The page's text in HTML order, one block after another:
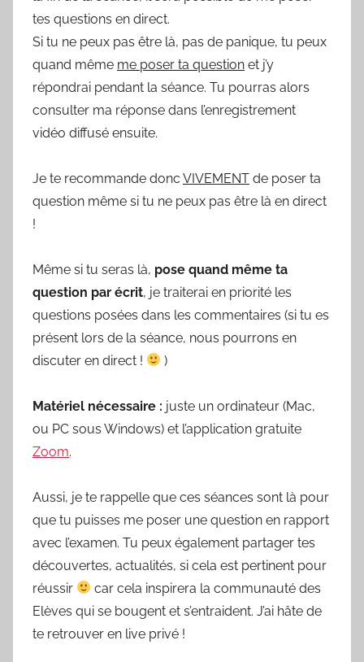
tes questions en direct.
Si tu ne peux pas être là, pas de panique, tu peux
quand même me poser ta question et j’y
répondrai pendant la séance. Tu pourras alors
consulter ma réponse dans l’enregistrement
vidéo diffusé ensuite.
Je te recommande donc VIVEMENT de poser ta
question même si tu ne peux pas être là en direct
!
Même si tu seras là, pose quand même ta
question par écrit, je traiterai en priorité les
questions posées dans les commentaires (si tu es
présent lors de la séance, nous pourrons en
discuter en direct !
)
Matériel nécessaire : juste un ordinateur (Mac,
ou PC sous Windows) et l’application gratuite
Zoom.
Aussi, je te rappelle que ces séances sont là pour
que tu puisses me poser une question en rapport
avec l’examen. Tu peux également partager tes
découvertes, actualités, si cela est pertinent pour
réussir
car cela inspirera la communauté des
Elèves qui se bougent et s’entraident. J’ai hâte de
te retrouver en live privé !